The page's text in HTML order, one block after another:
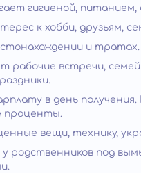
гигиеной, питанием,
к хобби, друзьям,
и тратах.
рабочие встречи,
в день
проценты.
вещи, технику,
родственников под